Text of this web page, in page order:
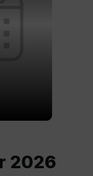
2026